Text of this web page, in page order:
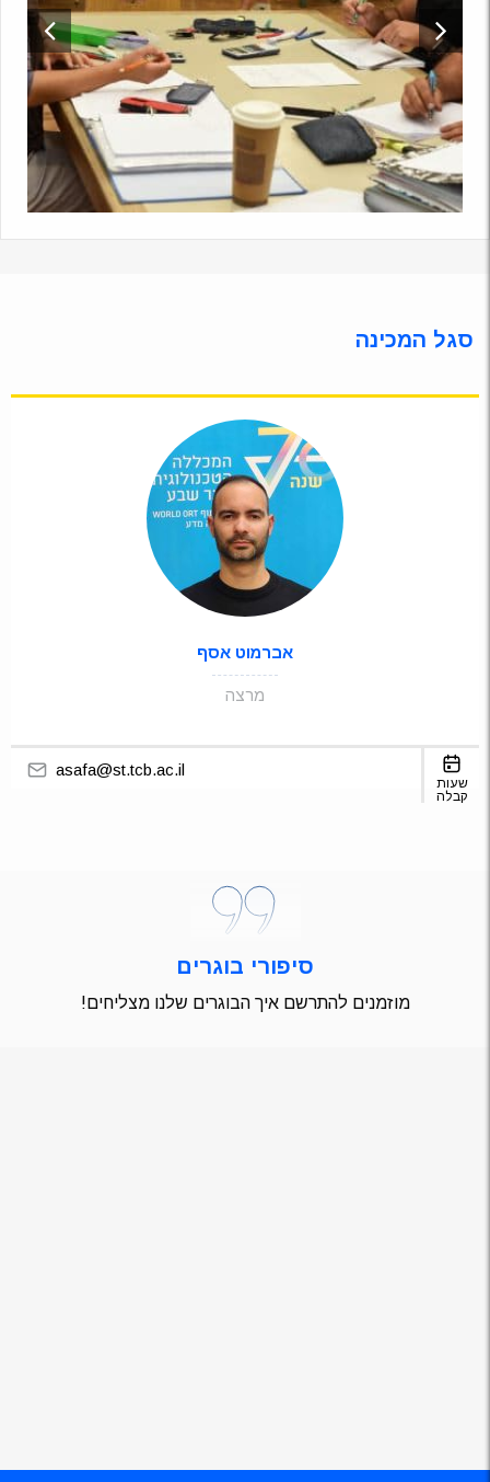
סגל המכינה
אברמוט אסף
מרצה
asafa@st.tcb.ac.il
שעות
קבלה
סיפורי בוגרים
מוזמנים להתרשם איך הבוגרים שלנו מצליחים!